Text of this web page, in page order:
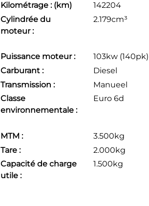
Kilométrage : (km)
142204
Cylindrée du
moteur :
2.179cm³
Puissance moteur :
103kw (140pk)
Carburant :
Diesel
Transmission :
Manueel
Classe
environnementale :
Euro 6d
MTM :
3.500kg
Tare :
2.000kg
Capacité de charge
utile :
1.500kg